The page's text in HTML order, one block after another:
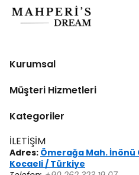
Kurumsal
Müşteri Hizmetleri
Kategoriler
İLETİŞİM
Adres: Ömerağa Mah. İnönü
Kocaeli / Türkiye